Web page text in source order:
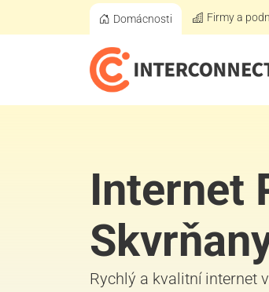
Domácnosti Firmy a
Internet
Rychlý a kvalitní internet